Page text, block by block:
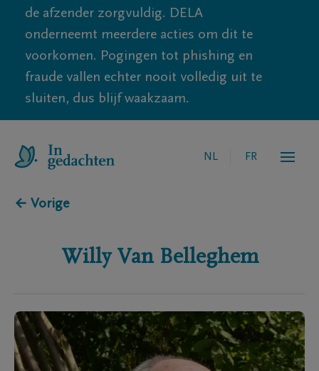
de afzender zorgvuldig. DELA
onderneemt meerdere acties om dit te
voorkomen. Pogingen tot phishing en
fraude vallen echter nooit volledig uit te
sluiten, dus blijf waakzaam.
NL FR
← Vorige
Willy Van Belleghem